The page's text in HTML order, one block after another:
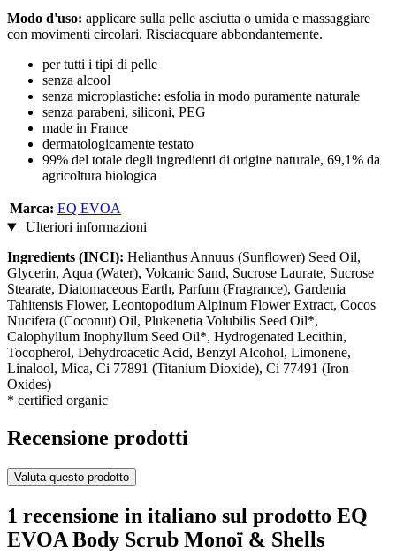
Modo d'uso: applicare sulla pelle asciutta o umida e massaggiare
con movimenti circolari. Risciacquare abbondantemente.
per tutti i tipi di pelle
senza alcool
senza microplastiche: esfolia in modo puramente naturale
senza parabeni, siliconi, PEG
made in France
dermatologicamente testato
99% del totale degli ingredienti di origine naturale, 69,1% da
agricoltura biologica
Marca: EQ EVOA
Ulteriori informazioni
Ingredients (INCI): Helianthus Annuus (Sunflower) Seed Oil,
Glycerin, Aqua (Water), Volcanic Sand, Sucrose Laurate, Sucrose
Stearate, Diatomaceous Earth, Parfum (Fragrance), Gardenia
Tahitensis Flower, Leontopodium Alpinum Flower Extract, Cocos
Nucifera (Coconut) Oil, Plukenetia Volubilis Seed Oil*,
Calophyllum Inophyllum Seed Oil*, Hydrogenated Lecithin,
Tocopherol, Dehydroacetic Acid, Benzyl Alcohol, Limonene,
Linalool, Mica, Ci 77891 (Titanium Dioxide), Ci 77491 (Iron
Oxides)
* certified organic
Recensione prodotti
Valuta questo prodotto
1 recensione in italiano sul prodotto EQ
EVOA Body Scrub Monoï & Shells